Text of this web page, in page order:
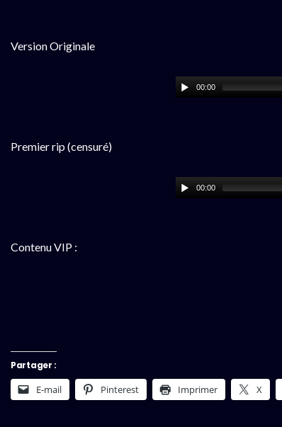
Version Originale
00:00
Premier rip (censuré)
00:00
Contenu VIP :
Partager :
E-mail Pinterest Imprimer X